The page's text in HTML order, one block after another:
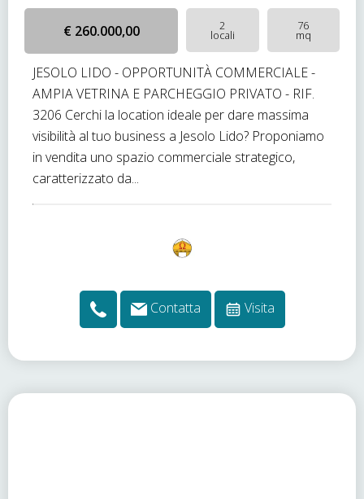
€ 260.000,00 2
locali
76
mq
JESOLO LIDO - OPPORTUNITÀ COMMERCIALE -
AMPIA VETRINA E PARCHEGGIO PRIVATO - RIF.
3206 Cerchi la location ideale per dare massima
visibilità al tuo business a Jesolo Lido? Proponiamo
in vendita uno spazio commerciale strategico,
caratterizzato da...
Contatta Visita